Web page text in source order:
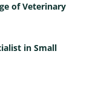
of Veterinary
in Small